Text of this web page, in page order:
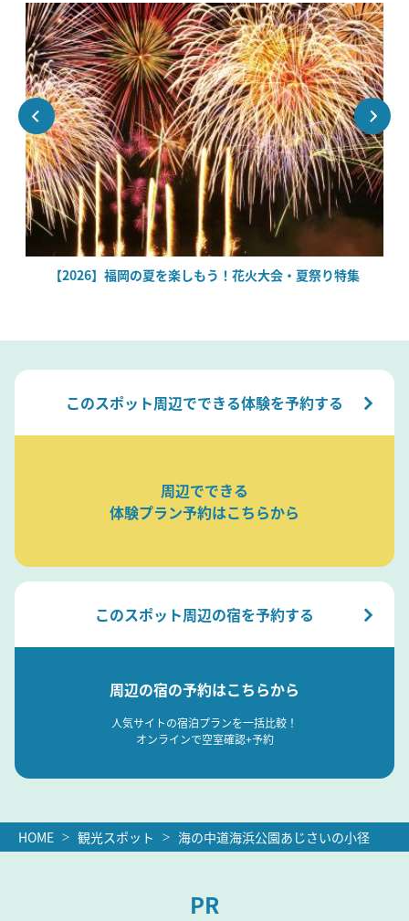
【2026】福岡の夏を楽しもう！花火大会・夏祭り特集
このスポット周辺でできる体験を予約する
周辺でできる
体験プラン予約はこちらから
このスポット周辺の宿を予約する
周辺の宿の予約はこちらから
人気サイトの宿泊プランを一括比較！
オンラインで空室確認+予約
HOME 観光スポット 海の中道海浜公園あじさいの小径
PR